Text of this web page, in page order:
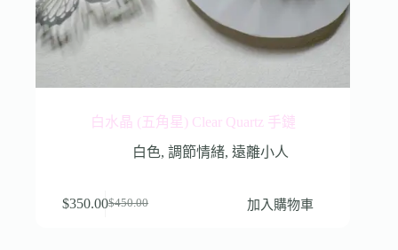
白水晶 (五角星) Clear Quartz 手鏈
白色,調節情緒,遠離小人
$450.00
$350.00 加入購物車